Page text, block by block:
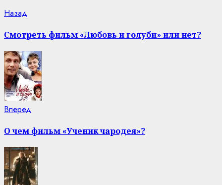
Continue
Reading
Назад
Смотреть фильм «Любовь и голуби» или нет?
Вперед
О чем фильм «Ученик чародея»?